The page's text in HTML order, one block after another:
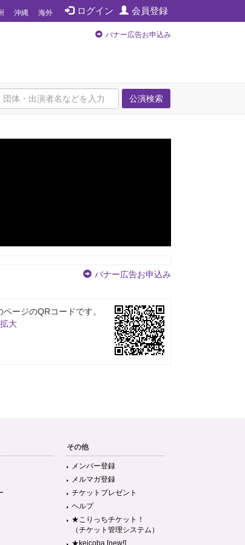
ログイン 会員登録
沖縄 海外
バナー広告お申込み
公演検索
バナー広告お申込み
ページのQRコードです。
拡大
その他
メンバー登録
メルマガ登録
チケットプレゼント
ヘルプ
★こりっちチケット！
（チケット管理システム）
★keicoba [new!]